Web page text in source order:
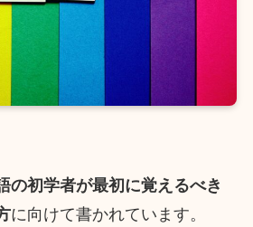
の初学者が最初に覚えるべき
に向けて書かれています。